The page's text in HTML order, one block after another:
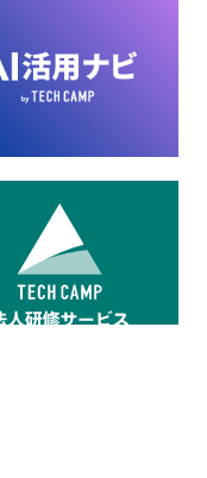
閲覧機歴及びその分
タと結びつけた上